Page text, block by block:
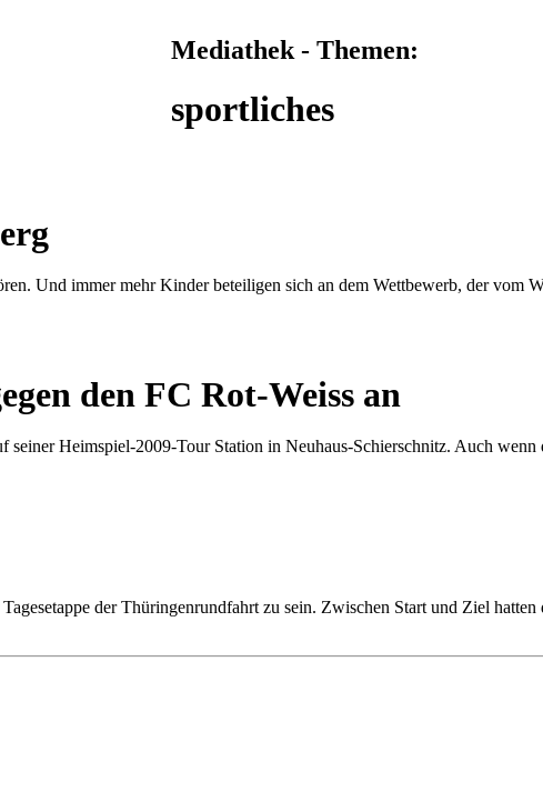
Mediathek - Themen:
sportliches
Und immer mehr Kinder beteiligen sich an dem Wettbewerb, der vom
den FC Rot-Weiss an
Heimspiel-2009-Tour Station in Neuhaus-Schierschnitz. Auch
der Thüringenrundfahrt zu sein. Zwischen Start und Ziel